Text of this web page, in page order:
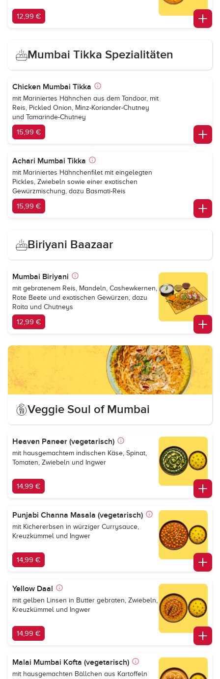
12,99 €
Mumbai Tikka Spezialitäten
Chicken Mumbai Tikka
mit Mariniertes Hähnchen aus dem Tandoor, mit
Reis, Pickled Onion, Minz-Koriander-Chutney
und Tamarinde-Chutney
15,99 €
Achari Mumbai Tikka
mit Mariniertes Hähnchenfilet mit eingelegten
Pickles, Zwiebeln sowie einer exotischen
Gewürzmischung, dazu Basmati-Reis
15,99 €
Biriyani Baazaar
Mumbai Biriyani
mit gebratenem Reis, Mandeln, Cashewkernen,
Rote Beete und exotischen Gewürzen, dazu
Raita und Chutneys
12,99 €
Veggie Soul of Mumbai
Heaven Paneer (vegetarisch)
mit hausgemachtem indischen Käse, Spinat,
Tomaten, Zwiebeln und Ingwer
14,99 €
Punjabi Channa Masala (vegetarisch)
mit Kichererbsen in würziger Currysauce,
Kreuzkümmel und Ingwer
14,99 €
Yellow Daal
mit gelben Linsen in Butter gebraten, Zwiebeln,
Kreuzkümmel und Ingwer
14,99 €
Malai Mumbai Kofta (vegetarisch)
mit hausgemachten Bällchen aus Kartoffeln